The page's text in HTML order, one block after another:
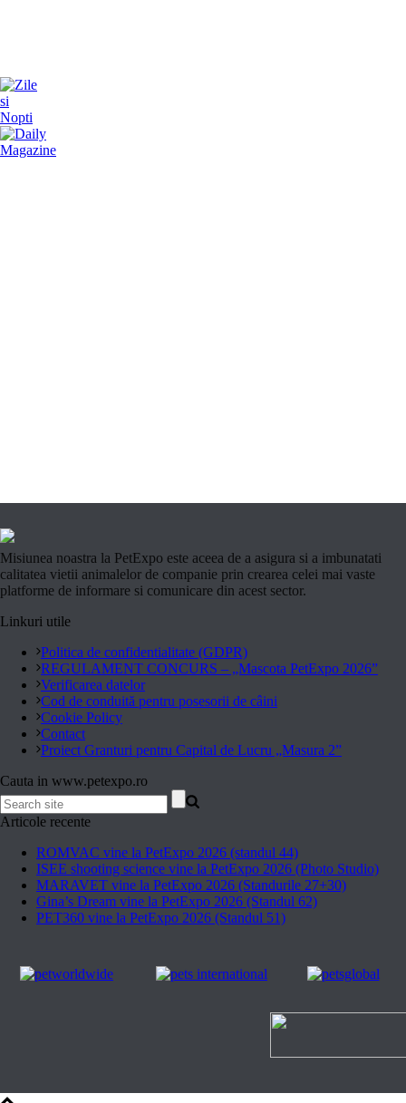
Misiunea noastra la PetExpo este aceea de a asigura si a imbunatati
calitatea vietii animalelor de companie prin crearea celei mai vaste
platforme de informare si comunicare din acest sector.
Linkuri utile
Politica de confidentialitate (GDPR)
REGULAMENT CONCURS – „Mascota PetExpo 2026”
Verificarea datelor
Cod de conduită pentru posesorii de câini
Cookie Policy
Contact
Proiect Granturi pentru Capital de Lucru „Masura 2”
Cauta in www.petexpo.ro
Articole recente
ROMVAC vine la PetExpo 2026 (standul 44)
ISEE shooting science vine la PetExpo 2026 (Photo Studio)
MARAVET vine la PetExpo 2026 (Standurile 27+30)
Gina’s Dream vine la PetExpo 2026 (Standul 62)
PET360 vine la PetExpo 2026 (Standul 51)